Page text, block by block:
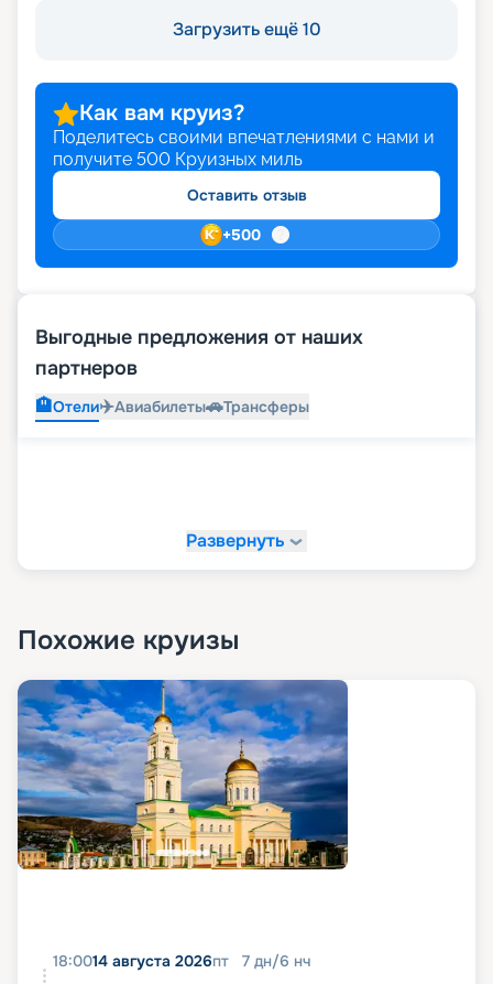
Загрузить ещё 10
Как вам круиз?
Поделитесь своими впечатлениями с нами и
получите 500 Круизных миль
Оставить отзыв
+500
Выгодные предложения от наших
партнеров
🏨Отели✈️Авиабилеты🚗Трансферы
Развернуть
Похожие круизы
18:0014 августа 2026пт 7 дн/6 нч